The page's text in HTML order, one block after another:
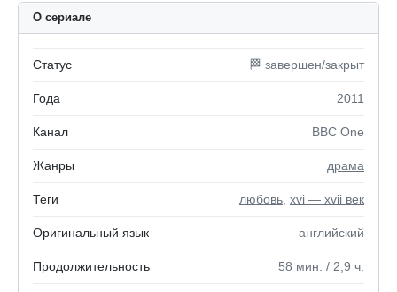
О сериале
Статус 🏁 завершен/закрыт
Года 2011
Канал BBC One
Жанры драма
Теги любовь xvi — xvii век
Оригинальный язык английский
Продолжительность 58 мин. / 2,9 ч.